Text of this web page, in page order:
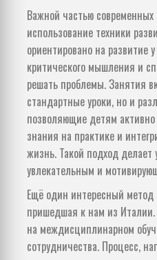
Важной частью
использование техники
ориентировано на развитие
критического мышления и
решать проблемы. Занятия
стандартные уроки, но и
позволяющие детям
знания на практике и
жизнь. Такой подход делает
увлекательным и
Ещё один интересный
пришедшая к нам из
на междисциплинарном
сотрудничества. Процесс,